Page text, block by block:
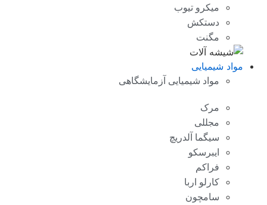
میکرو تیوب
دستکش
مگنت
مواد شیمیایی
مواد شیمیایی آزمایشگاهی
مرک
مجللی
سیگما آلدریچ
ایبرسکو
فراکم
کارلو اربا
سامچون